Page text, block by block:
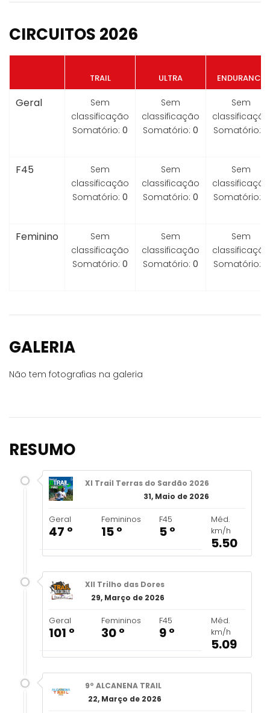
CIRCUITOS 2026
TRAIL ULTRA ENDURANCE
Geral
Sem
classificação
Somatório: 0
Sem
classificação
Somatório: 0
Sem
classificação
Somatório:
F45
Sem
classificação
Somatório: 0
Sem
classificação
Somatório: 0
Sem
classificação
Somatório:
Feminino
Sem
classificação
Somatório: 0
Sem
classificação
Somatório: 0
Sem
classificação
Somatório:
GALERIA
Não tem fotografias na galeria
RESUMO
XI Trail Terras do Sardão 2026
31, Maio de 2026
Geral
47 º
Femininos
15 º
F45
5 º
Méd.
km/h
5.50
XII Trilho das Dores
29, Março de 2026
Geral
101 º
Femininos
30 º
F45
9 º
Méd.
km/h
5.09
9º ALCANENA TRAIL
22, Março de 2026